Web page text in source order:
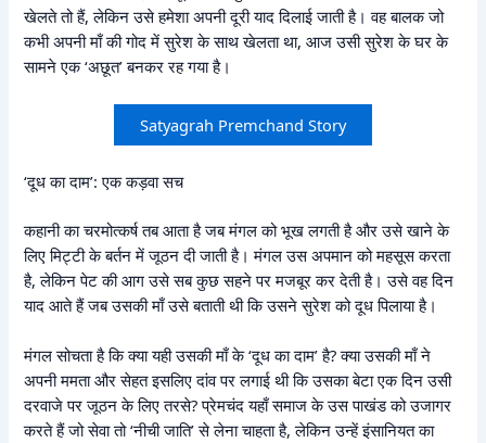
खेलते तो हैं, लेकिन उसे हमेशा अपनी दूरी याद दिलाई जाती है। वह बालक जो
कभी अपनी माँ की गोद में सुरेश के साथ खेलता था, आज उसी सुरेश के घर के
सामने एक ‘अछूत’ बनकर रह गया है।
Satyagrah Premchand Story
‘दूध का दाम’: एक कड़वा सच
कहानी का चरमोत्कर्ष तब आता है जब मंगल को भूख लगती है और उसे खाने के
लिए मिट्टी के बर्तन में जूठन दी जाती है। मंगल उस अपमान को महसूस करता
है, लेकिन पेट की आग उसे सब कुछ सहने पर मजबूर कर देती है। उसे वह दिन
याद आते हैं जब उसकी माँ उसे बताती थी कि उसने सुरेश को दूध पिलाया है।
मंगल सोचता है कि क्या यही उसकी माँ के ‘दूध का दाम’ है? क्या उसकी माँ ने
अपनी ममता और सेहत इसलिए दांव पर लगाई थी कि उसका बेटा एक दिन उसी
दरवाजे पर जूठन के लिए तरसे? प्रेमचंद यहाँ समाज के उस पाखंड को उजागर
करते हैं जो सेवा तो ‘नीची जाति’ से लेना चाहता है, लेकिन उन्हें इंसानियत का